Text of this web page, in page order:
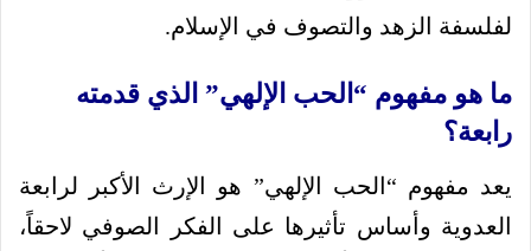
لفلسفة الزهد والتصوف في الإسلام.
ما هو مفهوم “الحب الإلهي” الذي قدمته
رابعة؟
يعد مفهوم “الحب الإلهي” هو الإرث الأكبر لرابعة
العدوية وأساس تأثيرها على الفكر الصوفي لاحقاً،